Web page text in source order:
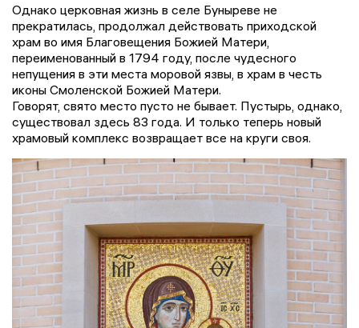
Однако церковная жизнь в селе Буныреве не
прекратилась, продолжал действовать приходской
храм во имя Благовещения Божией Матери,
переименованный в 1794 году, после чудесного
непущения в эти места моровой язвы, в храм в честь
иконы Смоленской Божией Матери.
Говорят, свято место пусто не бывает. Пустырь, однако,
существовал здесь 83 года. И только теперь новый
храмовый комплекс возвращает все на круги своя.